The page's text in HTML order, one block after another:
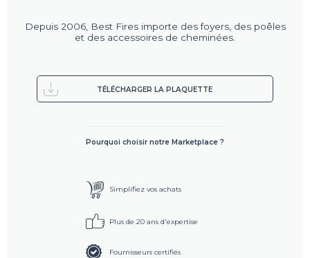
Depuis 2006, Best Fires importe des foyers, des poêles
et des accessoires de cheminées.
TÉLÉCHARGER LA PLAQUETTE
Pourquoi choisir notre Marketplace ?
Simplifiez vos achats
Plus de 20 ans d'expertise
Fournisseurs certifiés